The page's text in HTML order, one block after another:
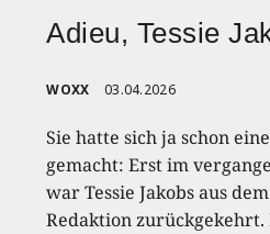
Adieu, Tessie
WOXX 03.04.2026
Sie hatte sich ja schon
gemacht: Erst im
war Tessie Jakobs aus
Redaktion zurückgekehrt.